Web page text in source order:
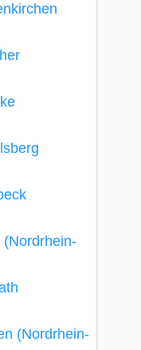
(Nordrhein-
(Nordrhein-